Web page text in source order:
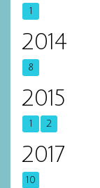
1
2014
8
2015
1 2
2017
10